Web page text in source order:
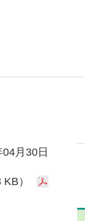
月30日
）